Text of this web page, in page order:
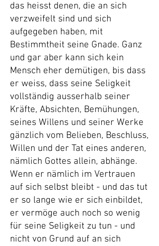
das heisst denen, die an sich
verzweifelt sind und sich
aufgegeben haben, mit
Bestimmtheit seine Gnade. Ganz
und gar aber kann sich kein
Mensch eher demütigen, bis dass
er weiss, dass seine Seligkeit
vollständig ausserhalb seiner
Kräfte, Absichten, Bemühungen,
seines Willens und seiner Werke
gänzlich vom Belieben, Beschluss,
Willen und der Tat eines anderen,
nämlich Gottes allein, abhänge.
Wenn er nämlich im Vertrauen
auf sich selbst bleibt - und das tut
er so lange wie er sich einbildet,
er vermöge auch noch so wenig
für seine Seligkeit zu tun - und
nicht von Grund auf an sich